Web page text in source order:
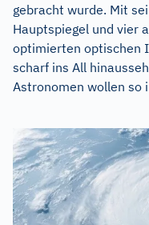
gebracht wurde. Mit
Hauptspiegel und vier
optimierten optischen
scharf ins All
Astronomen wollen so